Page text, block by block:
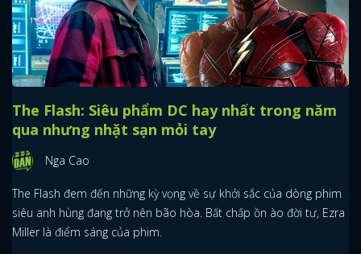
The Flash: Siêu phẩm DC hay nhất trong năm
qua nhưng nhặt sạn mỏi tay
Nga Cao
The Flash đem đến những kỳ vọng về sự khởi sắc của dòng phim
siêu anh hùng đang trở nên bão hòa. Bất chấp ồn ào đời tư, Ezra
Miller là điểm sáng của phim.